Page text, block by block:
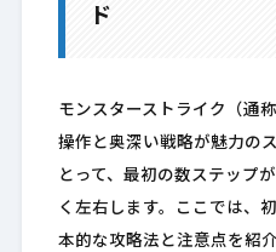
ド
モンスターストライク（通
操作と奥深い戦略が魅力の
とって、最初の数ステップ
く左右します。ここでは、
本的な攻略法と注意点を紹介